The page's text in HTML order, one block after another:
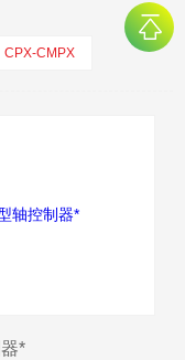
动负载 2 到 450 kg
CPX-CMPX
*